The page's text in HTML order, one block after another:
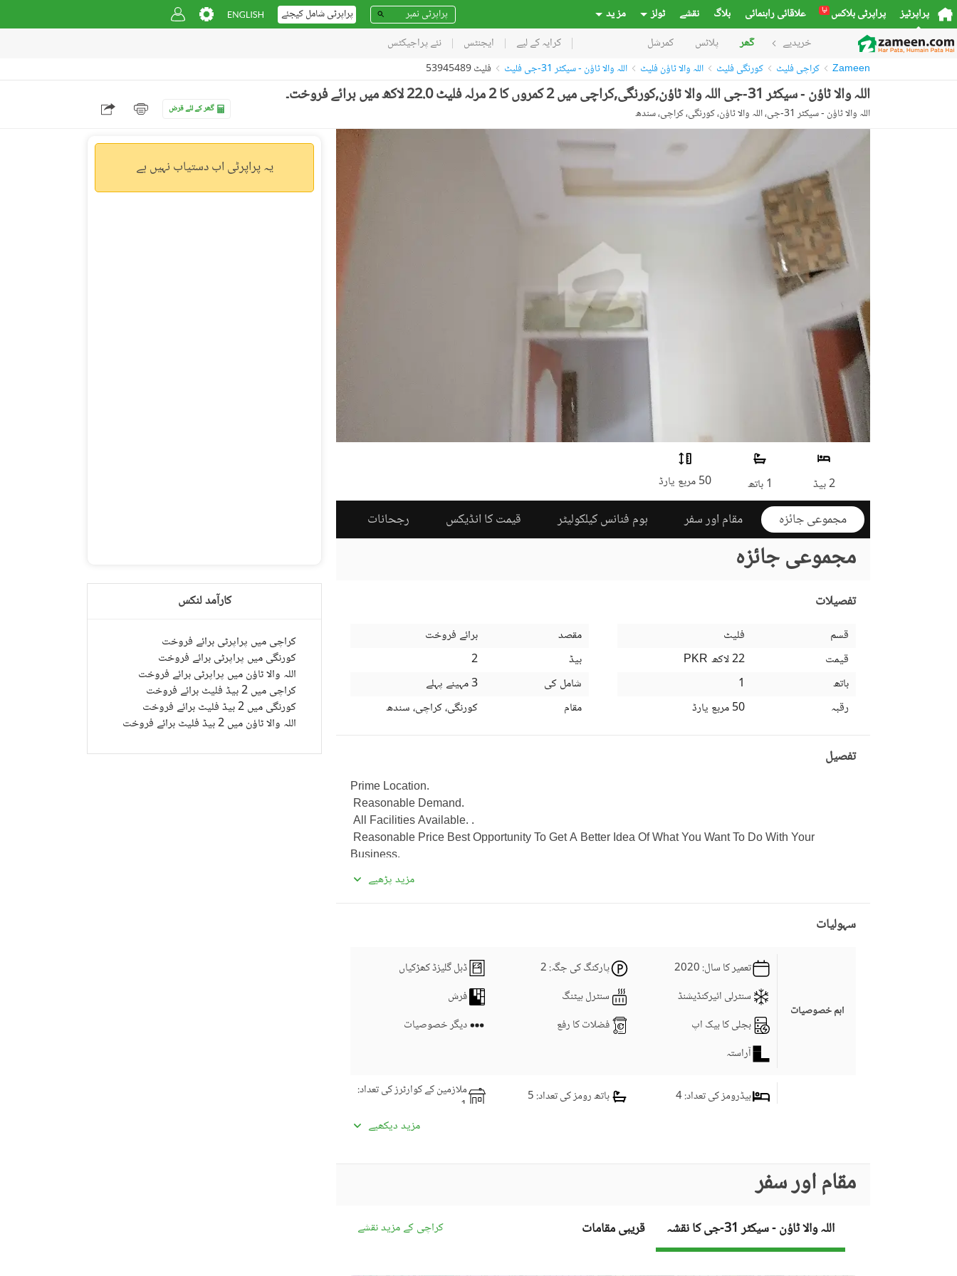
پراپرٹیز پراپرٹی بلاکس نیا علاقائی راہنمائی بلاگ نقشے ٹولز مز ید پراپرٹی شامل کیجئے
خریدیے گھر پلاٹس کمرشل کرایہ کے لیے ایجنٹس نئے پراجیکٹس
Zameen کراچی فلیٹ کورنگی فلیٹ اللہ والا ٹاؤن فلیٹ اللہ والا ٹاؤن - سیکٹر 31-جی فلیٹ فلیٹ 53945489
اللہ والا ٹاؤن - سیکٹر 31-جی اللہ والا ٹاؤن,کورنگی,کراچی میں 2 کمروں کا 2 مرلہ فلیٹ 22.0 لاکھ میں برائے فروخت۔
اللہ والا ٹاؤن - سیکٹر 31-جی، اللہ والا ٹاؤن، کورنگی، کراچی، سندھ گھر کے لئے قرض
2 بیڈ 1 باتھ 50 مربع یارڈ
مجموعی جائزہ مقام اور سفر ہوم فنانس کیلکولیٹر قیمت کا انڈیکس رجحانات
مجموعی جائزہ
تفصیلات
قسم
فلیٹ
قیمت
PKR
22 لاکھ
باتھ
1
رقبہ
50 مربع یارڈ
مقصد
برائے فروخت
بیڈ
2
شامل کی
3 مہینے پہلے
مقام
کورنگی، کراچی، سندھ
تفصیل
Prime Location.
Reasonable Demand.
All Facilities Available. .
Business.
As Not To Miss This Opportunity.
مزید پڑھیے
سہولیات
اہم خصوصیات
تعمیر کا سال: 2020 پارکنگ کی جگہ: 2
ڈبل گلیزڈ کھڑکیاں
سنٹرلی ائیرکنڈیشنڈ
سنٹرل ہیٹنگ
فرش
بجلی کا بیک اپ
فضلات کا رفع
دیگر خصوصیات
آراستہ
بیڈرومز کی تعداد: 4 باتھ رومز کی تعداد: 5 ملازمین کے کوارٹرز کی تعداد:
1
کچنز کی تعداد: 1
برانڈ بینڈ انٹرنیٹ تک رسائی
مزید دیکھیے
مقام اور سفر
اللہ والا ٹاؤن - سیکٹر 31-جی کا نقشہ قریبی مقامات کراچی کے مزید نقشے
یہ پراپرٹی اب دستیاب نہیں ہے
کارآمد لنکس
کراچی میں پراپرٹی برائے فروخت
کورنگی میں پراپرٹی برائے فروخت
اللہ والا ٹاؤن میں پراپرٹی برائے فروخت
کراچی میں 2 بیڈ فلیٹ برائے فروخت
کورنگی میں 2 بیڈ فلیٹ برائے فروخت
اللہ والا ٹاؤن میں 2 بیڈ فلیٹ برائے فروخت